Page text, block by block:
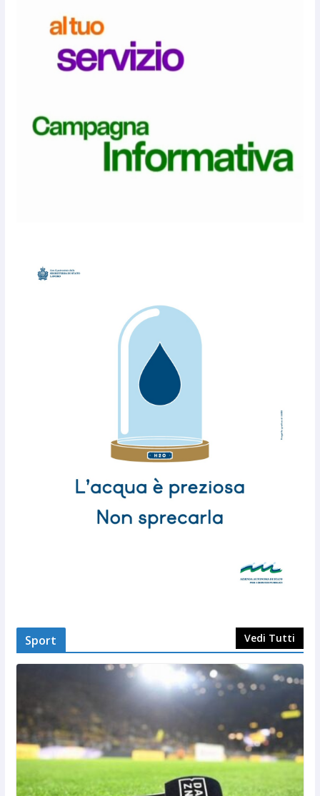
Sport Vedi Tutti